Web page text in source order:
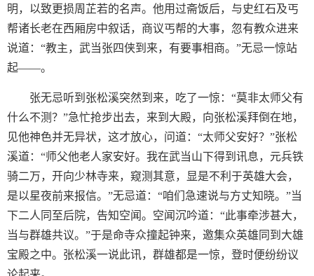
明，以致更损周芷若的名声。他用过斋饭后，与史红石及丐
帮诸长老在西厢房中叙话，商议丐帮的大事，忽有教众进来
说道：“教主，武当张四侠到来，有要事相商。”无忌一惊站
起——。
张无忌听到张松溪突然到来，吃了一惊：“莫非太师父有
什么不测？”急忙抢步出去，来到大殿，向张松溪拜倒在地，
见他神色并无异状，这才放心，问道：“太师父安好？”张松
溪道：“师父他老人家安好。我在武当山下得到讯息，元兵铁
骑二万，开向少林寺来，窥测其意，显是不利于英雄大会，
是以星夜前来报信。”无忌道：“咱们急速说与方丈知晓。”当
下二人同至后院，告知空闻。空闻沉吟道：“此事牵涉甚大，
当与群雄共议。”于是命寺众撞起钟来，邀集众英雄同到大雄
宝殿之中。张松溪一说此讯，群雄都是一惊，登时便纷纷议